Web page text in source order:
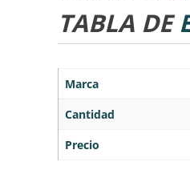
TABLA DE
Marca
Cantidad
Precio